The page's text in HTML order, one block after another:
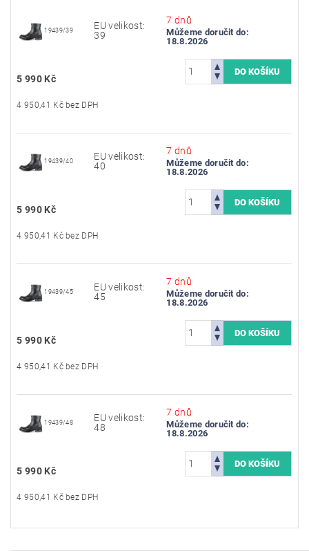
19439/39
EU velikost:
39
7 dnů
Můžeme doručit do:
18.8.2026
5 990 Kč
4 950,41 Kč bez DPH
19439/40
EU velikost:
40
7 dnů
Můžeme doručit do:
18.8.2026
5 990 Kč
4 950,41 Kč bez DPH
19439/45
EU velikost:
45
7 dnů
Můžeme doručit do:
18.8.2026
5 990 Kč
4 950,41 Kč bez DPH
19439/48
EU velikost:
48
7 dnů
Můžeme doručit do:
18.8.2026
5 990 Kč
4 950,41 Kč bez DPH